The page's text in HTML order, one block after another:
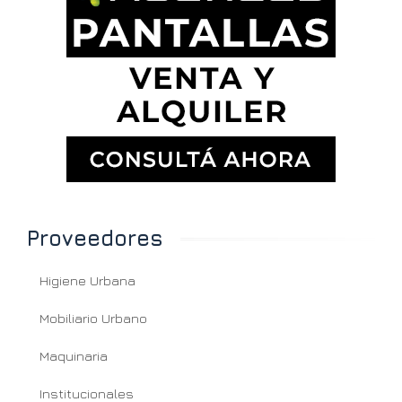
Proveedores
Higiene Urbana
Mobiliario Urbano
Maquinaria
Institucionales